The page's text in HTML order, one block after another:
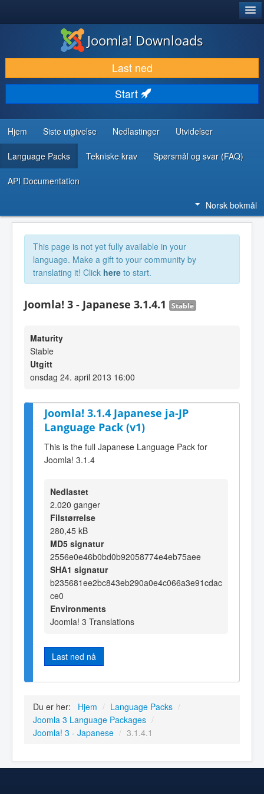
LAST NED & UTVID
OPPDAG & LÆR
SAMFUNN & BRUKERSTØTTE
UTVIKLINGSRESSURSER
Joomla! Downloads
Last ned
Start
Hjem Siste utgivelse Nedlastinger Utvidelser
Language Packs Tekniske krav Spørsmål og svar (FAQ)
API Documentation
Norsk bokmål
This page is not yet fully available in your
language. Make a gift to your community by
translating it! Click here to start.
Joomla! 3 - Japanese 3.1.4.1 Stable
Maturity
Stable
Utgitt
onsdag 24. april 2013 16:00
Joomla! 3.1.4 Japanese ja-JP
Language Pack (v1)
This is the full Japanese Language Pack for
Joomla! 3.1.4
Nedlastet
2.020 ganger
Filstørrelse
280,45 kB
MD5 signatur
2556e0e46b0bd0b92058774e4eb75aee
SHA1 signatur
b235681ee2bc843eb290a0e4c066a3e91cdac
ce0
Environments
Joomla! 3 Translations
Last ned nå
Du er her: Hjem / Language Packs /
Joomla 3 Language Packages /
Joomla! 3 - Japanese / 3.1.4.1